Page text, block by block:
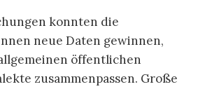
konnten die
neue Daten gewinnen,
öffentlichen
zusammenpassen. Große